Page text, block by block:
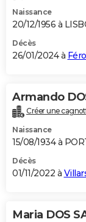
COPAINS D'AVANT
S'inscrire
Se connecter
Lycées
Collèges
Primaires
Universités
Entreprises
Service militaire
Avis de recherche
AVIS DE DÉCÈS
Bricolage
Lifestyle
Culture
Sport
Auto
Television
Voyage
Cinema
Naissance
20/12/1956 à
Décès
26/01/2024 à
Armando
Créer une
Naissance
15/08/1934 à
Décès
01/11/2022 à
Maria DOS